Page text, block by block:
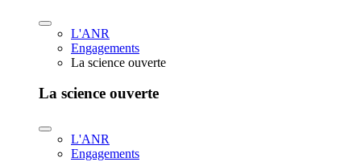
L'ANR
Engagements
La science ouverte
La science ouverte
L'ANR
Engagements